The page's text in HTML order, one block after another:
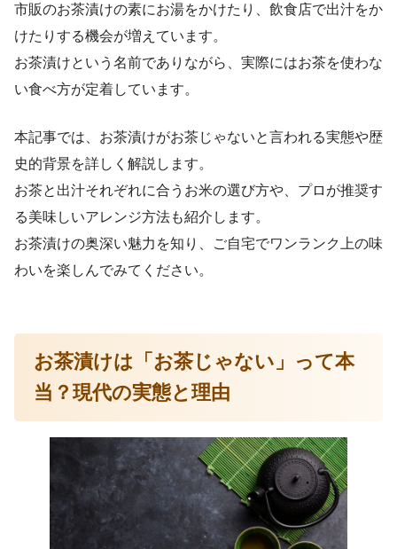
市販のお茶漬けの素にお湯をかけたり、飲食店で出汁をか
けたりする機会が増えています。
お茶漬けという名前でありながら、実際にはお茶を使わな
い食べ方が定着しています。
本記事では、お茶漬けがお茶じゃないと言われる実態や歴
史的背景を詳しく解説します。
お茶と出汁それぞれに合うお米の選び方や、プロが推奨す
る美味しいアレンジ方法も紹介します。
お茶漬けの奥深い魅力を知り、ご自宅でワンランク上の味
わいを楽しんでみてください。
お茶漬けは「お茶じゃない」って本
当？現代の実態と理由